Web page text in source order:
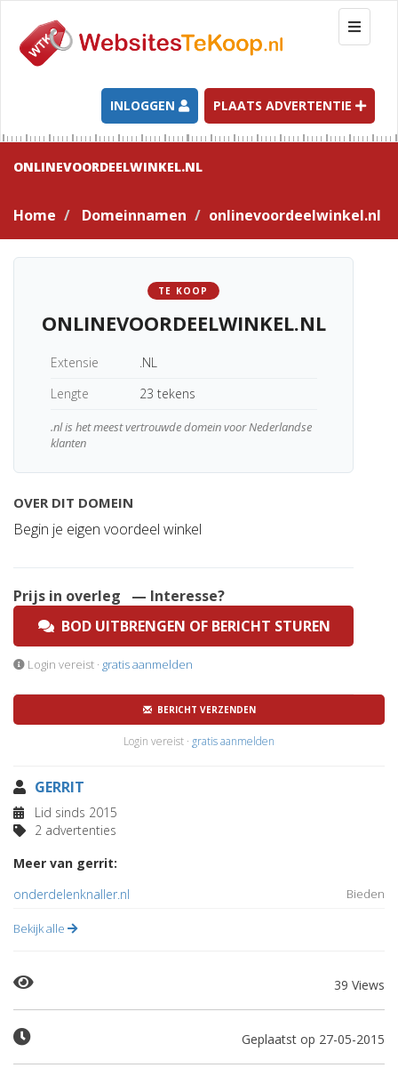
T
o
g
l
e
n
g
a
t
INLOGGEN PLAATS ADVERTENTIE
ONLINEVOORDEELWINKEL.NL
Home Domeinnamen onlinevoordeelwinkel.nl
TE KOOP
ONLINEVOORDEELWINKEL.NL
Extensie
.NL
Lengte
23 tekens
.nl is het meest vertrouwde domein voor Nederlandse
klanten
OVER DIT DOMEIN
Begin je eigen voordeel winkel
Prijs in overleg
— Interesse?
BOD UITBRENGEN OF BERICHT STUREN
Login vereist · gratis aanmelden
BERICHT VERZENDEN
Login vereist · gratis aanmelden
GERRIT
Lid sinds 2015
2 advertenties
Meer van gerrit:
onderdelenknaller.nl
Bieden
Bekijk alle
39 Views
Geplaatst op 27-05-2015